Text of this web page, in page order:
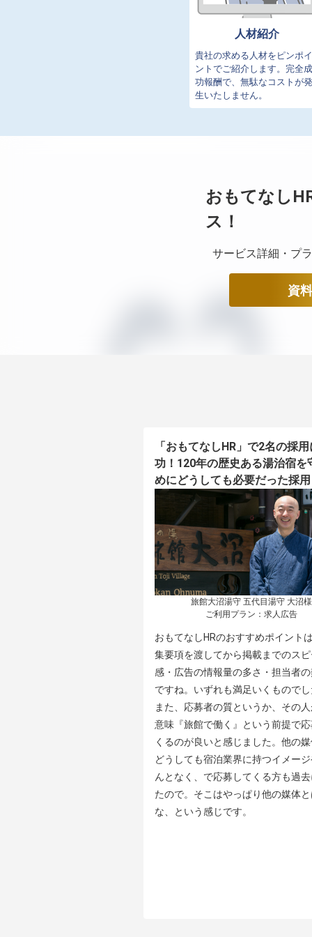
人材紹介
貴社の求める人材をピンポイ
ントでご紹介します。完全成
功報酬で、無駄なコストが発
生いたしません。
おもてなし
ス！
サービス詳細・プ
資
「おもてなしHR」で2名の採
功！120年の歴史ある湯治宿を
めにどうしても必要だった採用
旅館大沼湯守 五代目湯守 大沼様
ご利用プラン：求人広告
おもてなしHRのおすすめポイント
集要項を渡してから掲載までのス
感・広告の情報量の多さ・担当者
ですね。いずれも満足いくもので
また、応募者の質というか、その
意味『旅館で働く』という前提で
くるのが良いと感じました。他の
どうしても宿泊業界に持つイメー
んとなく、で応募してくる方も過
たので。そこはやっぱり他の媒体
な、という感じです。